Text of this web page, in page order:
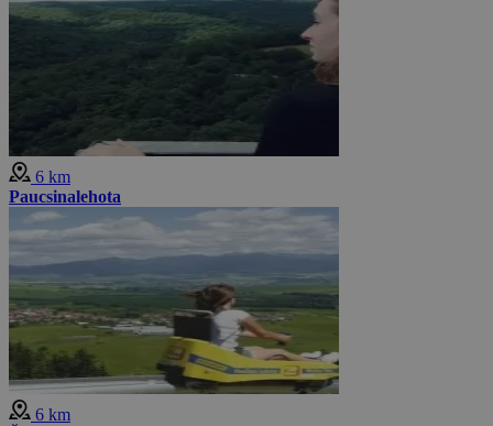
6 km
Paucsinalehota
6 km